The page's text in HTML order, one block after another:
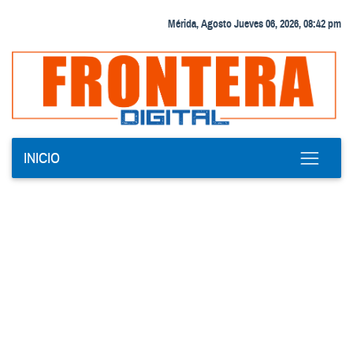
Mérida, Agosto Jueves 06, 2026, 08:42 pm
INICIO